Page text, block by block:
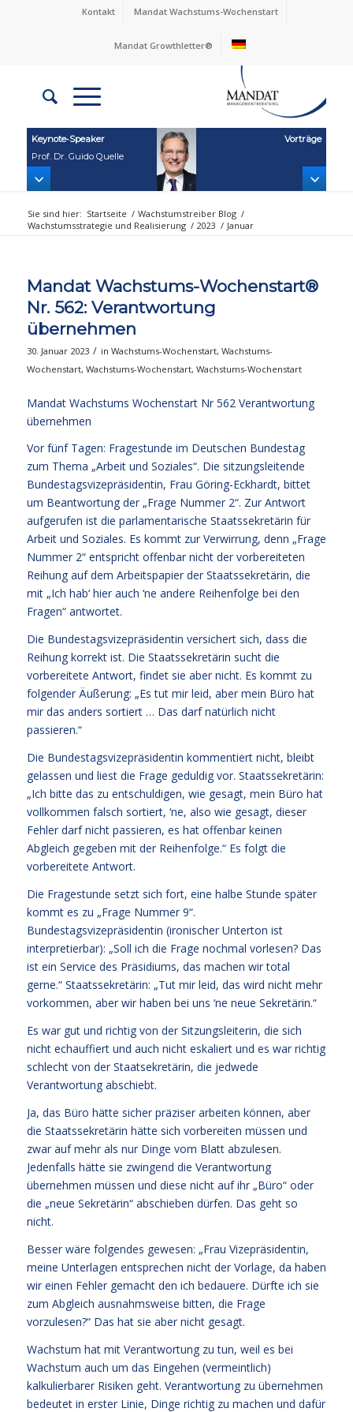
Kontakt Mandat Wachstums-Wochenstart
Mandat Growthletter®
Keynote‑Speaker
Prof. Dr. Guido Quelle
Vorträge
Sie sind hier: Startseite / Wachstumstreiber Blog /
Wachstumsstrategie und Realisierung / 2023 / Januar
Mandat Wachstums-Wochenstart®
Nr. 562: Verantwortung
übernehmen
30. Januar 2023 / in Wachstums-Wochenstart, Wachstums-
Wochenstart, Wachstums-Wochenstart, Wachstums-Wochenstart
Mandat Wachstums Wochenstart Nr 562 Verantwortung
übernehmen
Vor fünf Tagen: Fragestunde im Deutschen Bundestag
zum Thema „Arbeit und Soziales“. Die sitzungsleitende
Bundestagsvizepräsidentin, Frau Göring-Eckhardt, bittet
um Beantwortung der „Frage Nummer 2“. Zur Antwort
aufgerufen ist die parlamentarische Staatssekretärin für
Arbeit und Soziales. Es kommt zur Verwirrung, denn „Frage
Nummer 2“ entspricht offenbar nicht der vorbereiteten
Reihung auf dem Arbeitspapier der Staatssekretärin, die
mit „Ich hab‘ hier auch ‘ne andere Reihenfolge bei den
Fragen“ antwortet.
Die Bundestagsvizepräsidentin versichert sich, dass die
Reihung korrekt ist. Die Staatssekretärin sucht die
vorbereitete Antwort, findet sie aber nicht. Es kommt zu
folgender Äußerung: „Es tut mir leid, aber mein Büro hat
mir das anders sortiert … Das darf natürlich nicht
passieren.“
Die Bundestagsvizepräsidentin kommentiert nicht, bleibt
gelassen und liest die Frage geduldig vor. Staatssekretärin:
„Ich bitte das zu entschuldigen, wie gesagt, mein Büro hat
vollkommen falsch sortiert, ‘ne, also wie gesagt, dieser
Fehler darf nicht passieren, es hat offenbar keinen
Abgleich gegeben mit der Reihenfolge.“ Es folgt die
vorbereitete Antwort.
Die Fragestunde setzt sich fort, eine halbe Stunde später
kommt es zu „Frage Nummer 9“.
Bundestagsvizepräsidentin (ironischer Unterton ist
interpretierbar): „Soll ich die Frage nochmal vorlesen? Das
ist ein Service des Präsidiums, das machen wir total
gerne.“ Staatssekretärin: „Tut mir leid, das wird nicht mehr
vorkommen, aber wir haben bei uns ‘ne neue Sekretärin.“
Es war gut und richtig von der Sitzungsleiterin, die sich
nicht echauffiert und auch nicht eskaliert und es war richtig
schlecht von der Staatsekretärin, die jedwede
Verantwortung abschiebt.
Ja, das Büro hätte sicher präziser arbeiten können, aber
die Staatssekretärin hätte sich vorbereiten müssen und
zwar auf mehr als nur Dinge vom Blatt abzulesen.
Jedenfalls hätte sie zwingend die Verantwortung
übernehmen müssen und diese nicht auf ihr „Büro“ oder
die „neue Sekretärin“ abschieben dürfen. Das geht so
nicht.
Besser wäre folgendes gewesen: „Frau Vizepräsidentin,
meine Unterlagen entsprechen nicht der Vorlage, da haben
wir einen Fehler gemacht den ich bedauere. Dürfte ich sie
zum Abgleich ausnahmsweise bitten, die Frage
vorzulesen?“ Das hat sie aber nicht gesagt.
Wachstum hat mit Verantwortung zu tun, weil es bei
Wachstum auch um das Eingehen (vermeintlich)
kalkulierbarer Risiken geht. Verantwortung zu übernehmen
bedeutet in erster Linie, Dinge richtig zu machen und dafür